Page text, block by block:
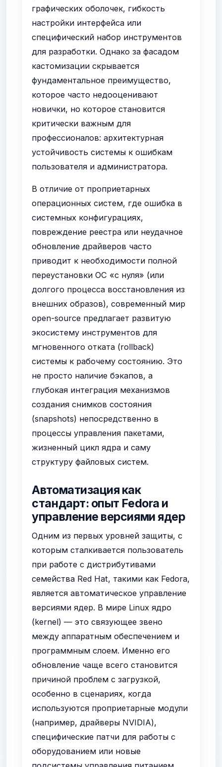
графических оболочек, гибкость
настройки интерфейса или
специфический набор инструментов
для разработки. Однако за фасадом
кастомизации скрывается
фундаментальное преимущество,
которое часто недооценивают
новички, но которое становится
критически важным для
профессионалов: архитектурная
устойчивость системы к ошибкам
пользователя и администратора.
В отличие от проприетарных
операционных систем, где ошибка в
системных конфигурациях,
повреждение реестра или неудачное
обновление драйверов часто
приводит к необходимости полной
переустановки ОС «с нуля» (или
долгого процесса восстановления из
внешних образов), современный мир
open-source предлагает развитую
экосистему инструментов для
мгновенного отката (rollback)
системы к рабочему состоянию. Это
не просто наличие бэкапов, а
глубокая интеграция механизмов
создания снимков состояния
(snapshots) непосредственно в
процессы управления пакетами,
жизненный цикл ядра и саму
структуру файловых систем.
Автоматизация как
стандарт: опыт Fedora и
управление версиями ядер
Одним из первых уровней защиты, с
которым сталкивается пользователь
при работе с дистрибутивами
семейства Red Hat, такими как Fedora,
является автоматическое управление
версиями ядер. В мире Linux ядро
(kernel) — это связующее звено
между аппаратным обеспечением и
программным слоем. Именно его
обновление чаще всего становится
причиной проблем с загрузкой,
особенно в сценариях, когда
используются проприетарные модули
(например, драйверы NVIDIA),
специфические патчи для работы с
оборудованием или новые